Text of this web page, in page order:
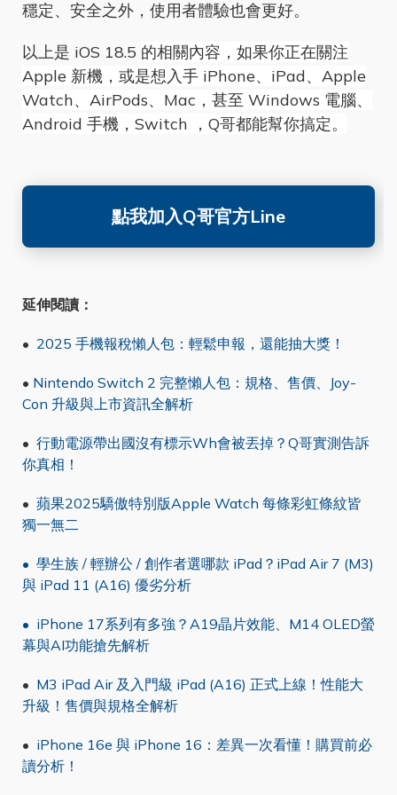
穩定、安全之外，使用者體驗也會更好。
以上是 iOS 18.5 的相關內容，如果你正在關注
Apple 新機，或是想入手 iPhone、iPad、Apple
Watch、AirPods、Mac，甚至 Windows 電腦、
Android 手機，Switch ，Q哥都能幫你搞定。
點我加入Q哥官方Line
延伸閱讀：
• 2025 手機報稅懶人包：輕鬆申報，還能抽大獎！
• Nintendo Switch 2 完整懶人包：規格、售價、Joy-
Con 升級與上市資訊全解析
• 行動電源帶出國沒有標示Wh會被丟掉？Q哥實測告訴
你真相！
• 蘋果2025驕傲特別版Apple Watch 每條彩虹條紋皆
獨一無二
• 學生族 / 輕辦公 / 創作者選哪款 iPad？iPad Air 7 (M3)
與 iPad 11 (A16) 優劣分析
• iPhone 17系列有多強？A19晶片效能、M14 OLED螢
幕與AI功能搶先解析
• M3 iPad Air 及入門級 iPad (A16) 正式上線！性能大
升級！售價與規格全解析
• iPhone 16e 與 iPhone 16：差異一次看懂！購買前必
讀分析！